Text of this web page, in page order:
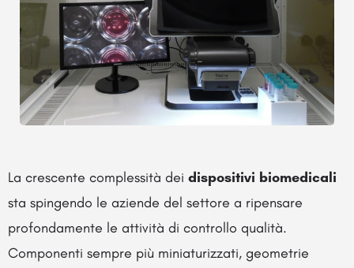
La crescente complessità dei dispositivi biomedicali
sta spingendo le aziende del settore a ripensare
profondamente le attività di controllo qualità.
Componenti sempre più miniaturizzati, geometrie